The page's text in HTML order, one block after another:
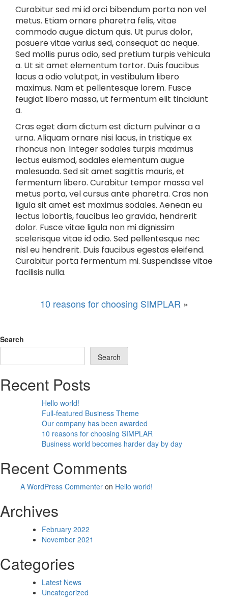
Curabitur sed mi id orci bibendum porta non vel
metus. Etiam ornare pharetra felis, vitae
commodo augue dictum quis. Ut purus dolor,
posuere vitae varius sed, consequat ac neque.
Sed mollis purus odio, sed pretium turpis vehicula
a. Ut sit amet elementum tortor. Duis faucibus
lacus a odio volutpat, in vestibulum libero
maximus. Nam et pellentesque lorem. Fusce
feugiat libero massa, ut fermentum elit tincidunt
a.
Cras eget diam dictum est dictum pulvinar a a
urna. Aliquam ornare nisi lacus, in tristique ex
rhoncus non. Integer sodales turpis maximus
lectus euismod, sodales elementum augue
malesuada. Sed sit amet sagittis mauris, et
fermentum libero. Curabitur tempor massa vel
metus porta, vel cursus ante pharetra. Cras non
ligula sit amet est maximus sodales. Aenean eu
lectus lobortis, faucibus leo gravida, hendrerit
dolor. Fusce vitae ligula non mi dignissim
scelerisque vitae id odio. Sed pellentesque nec
nisl eu hendrerit. Duis faucibus egestas eleifend.
Curabitur porta fermentum mi. Suspendisse vitae
facilisis nulla.
10 reasons for choosing SIMPLAR »
Search
Search
Recent Posts
Hello world!
Full-featured Business Theme
Our company has been awarded
10 reasons for choosing SIMPLAR
Business world becomes harder day by day
Recent Comments
A WordPress Commenter on Hello world!
Archives
February 2022
November 2021
Categories
Latest News
Uncategorized